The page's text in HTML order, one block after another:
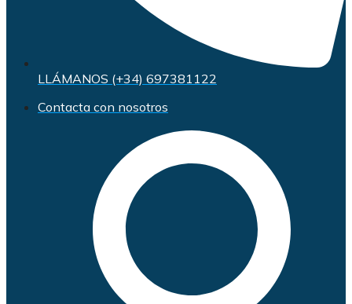
LLÁMANOS (+34) 697381122
Contacta con nosotros